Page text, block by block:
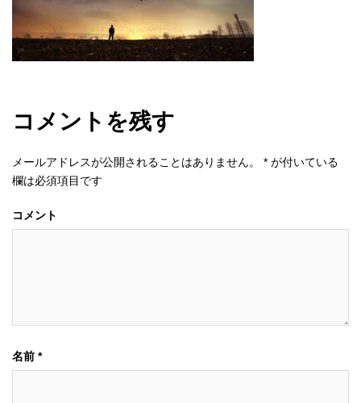
コメントを残す
メールアドレスが公開されることはありません。 * が付いている
欄は必須項目です
コメント
名前 *